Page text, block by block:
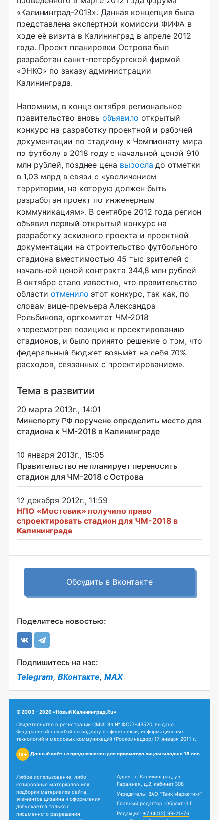
«Калининград-2018». Данная концепция была
представлена экспертной комиссии ФИФА в
ходе её визита в Калининград в апреле 2012
года. Проект планировки Острова был
разработан санкт-петербургской фирмой
«ЭНКО» по заказу администрации
Калининграда.
Напомним, в конце октября региональное
правительство вновь объявило открытый
конкурс на разработку проектной и рабочей
документации по стадиону к Чемпионату мира
по футболу в 2018 году c начальной ценой 910
млн рублей, позднее цена выросла до отметки
в 1,03 млрд в связи с «увеличением
территории, на которую должен быть
разработан проект по инженерным
коммуникациям». В сентябре 2012 года регион
объявил первый открытый конкурс на
разработку эскизного проекта и проектной
документации на строительство футбольного
стадиона вместимостью 45 тыс зрителей с
начальной ценой контракта 344,8 млн рублей.
В октябре стало известно, что правительство
области отменило этот конкурс, так как, по
словам вице-премьера Александра
Рольбинова, оргкомитет ЧМ-2018
«пересмотрел позицию к проектированию
стадионов, и было принято решение о том, что
федеральный бюджет возьмёт на себя 70%
расходов, связанных с проектированием».
Тема в развитии
20 марта 2013г., 14:01
Минспорту РФ поручено определить место для
стадиона к ЧМ-2018 в Калининграде
10 января 2013г., 15:05
Правительство не планирует переносить
стадион для ЧМ-2018 с Острова
12 декабря 2012г., 11:59
НПО «Мостовик» получило право
спроектировать стадион для ЧМ-2018 в
Калининграде
Обсудить в Вконтакте
Поделитесь новостью:
Подпишитесь на нас:
Telegram, ВКонтакте, MAX
© 2003 - 2026 «Новый Калининград.Ru»
Свидетельство о регистрации СМИ: Эл № ФС77-43520, выдано
Федеральной службой по надзору в сфере связи, информационных
технологий и массовых коммуникаций (Роскомнадзор) 17 января 2011 г.
18+ Данный сайт не предназначен для просмотра лицам младше 18 лет.
Любое использование, либо
копирование материалов или
подборки материалов сайта,
элементов дизайна и оформления
допускается только с
письменного разрешения
Адрес: г. Калининград, ул.
Гаражная, д.2, кабинет 308
Учредитель: ЗАО "Твик Маркетинг"
Главный редактор: Обрехт О.Г.
Редакция: +7 (4012) 99-21-76